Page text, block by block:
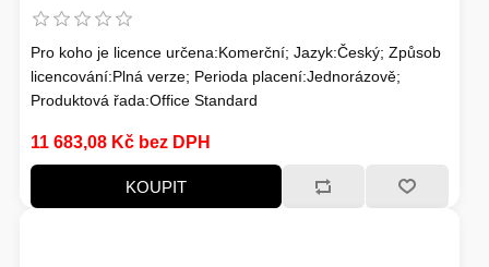
Pro koho je licence určena:Komerční; Jazyk:Český; Způsob
licencování:Plná verze; Perioda placení:Jednorázově;
Produktová řada:Office Standard
11 683,08 Kč bez DPH
KOUPIT